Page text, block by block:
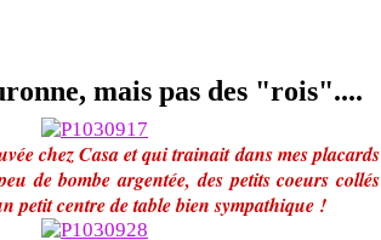
mais pas des "rois"....
chez Casa et qui trainait dans mes placards
de bombe argentée, des petits coeurs collés
petit centre de table bien sympathique !